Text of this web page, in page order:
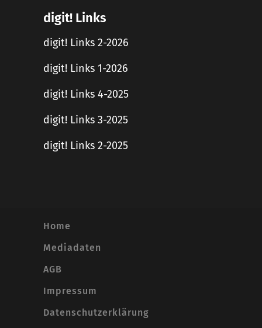
digit! Links
digit! Links 2-2026
digit! Links 1-2026
digit! Links 4-2025
digit! Links 3-2025
digit! Links 2-2025
Home
Mediadaten
AGB
Impressum
Datenschutzerklärung